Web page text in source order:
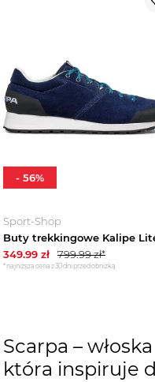
Sport-Shop
349.99 zł 799.99zł*
*najniższa cena z 30 dni przed obniżką
- 56%
Scarpa –
która inspiruje